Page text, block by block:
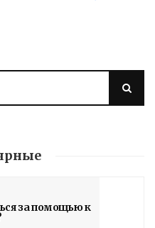
за помощью к
СГУ